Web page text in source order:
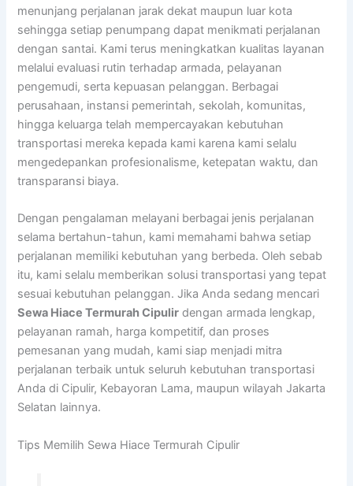
menunjang perjalanan jarak dekat maupun luar kota
sehingga setiap penumpang dapat menikmati perjalanan
dengan santai. Kami terus meningkatkan kualitas layanan
melalui evaluasi rutin terhadap armada, pelayanan
pengemudi, serta kepuasan pelanggan. Berbagai
perusahaan, instansi pemerintah, sekolah, komunitas,
hingga keluarga telah mempercayakan kebutuhan
transportasi mereka kepada kami karena kami selalu
mengedepankan profesionalisme, ketepatan waktu, dan
transparansi biaya.
Dengan pengalaman melayani berbagai jenis perjalanan
selama bertahun-tahun, kami memahami bahwa setiap
perjalanan memiliki kebutuhan yang berbeda. Oleh sebab
itu, kami selalu memberikan solusi transportasi yang tepat
sesuai kebutuhan pelanggan. Jika Anda sedang mencari
Sewa Hiace Termurah Cipulir dengan armada lengkap,
pelayanan ramah, harga kompetitif, dan proses
pemesanan yang mudah, kami siap menjadi mitra
perjalanan terbaik untuk seluruh kebutuhan transportasi
Anda di Cipulir, Kebayoran Lama, maupun wilayah Jakarta
Selatan lainnya.
Tips Memilih Sewa Hiace Termurah Cipulir